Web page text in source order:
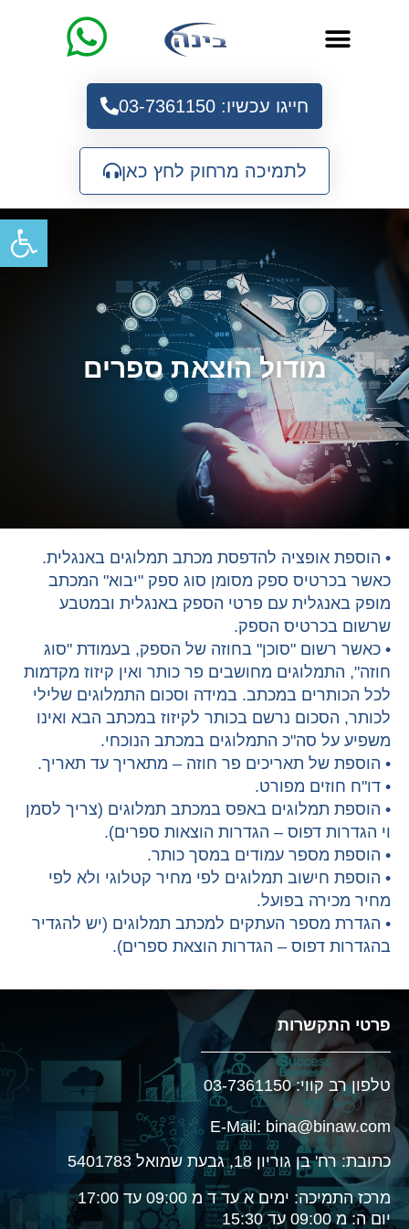
חייגו עכשיו: 03-7361150
לתמיכה מרחוק לחץ כאן
מודול הוצאת ספרים
• הוספת אופציה להדפסת מכתב תמלוגים באנגלית.
כאשר בכרטיס ספק מסומן סוג ספק "יבוא" המכתב
מופק באנגלית עם פרטי הספק באנגלית ובמטבע
שרשום בכרטיס הספק.
• כאשר רשום "סוכן" בחוזה של הספק, בעמודת "סוג
חוזה", התמלוגים מחושבים פר כותר ואין קיזוז מקדמות
לכל הכותרים במכתב. במידה וסכום התמלוגים שלילי
לכותר, הסכום נרשם בכותר לקיזוז במכתב הבא ואינו
משפיע על סה"כ התמלוגים במכתב הנוכחי.
• הוספת של תאריכים פר חוזה – מתאריך עד תאריך.
• דו"ח חוזים מפורט.
• הוספת תמלוגים באפס במכתב תמלוגים (צריך לסמן
וי הגדרות דפוס – הגדרות הוצאות ספרים).
• הוספת מספר עמודים במסך כותר.
• הוספת חישוב תמלוגים לפי מחיר קטלוגי ולא לפי
מחיר מכירה בפועל.
• הגדרת מספר העתקים למכתב תמלוגים (יש להגדיר
בהגדרות דפוס – הגדרות הוצאת ספרים).
פרטי התקשרות
טלפון רב קווי: 03-7361150
E-Mail: bina@binaw.com
כתובת: רח' בן גוריון 18, גבעת שמואל 5401783
מרכז התמיכה: ימים א עד ד מ 09:00 עד 17:00
יום ה: מ 09:00 עד 15:30